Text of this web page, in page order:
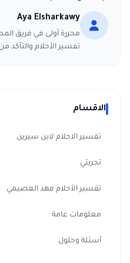
Aya Elsharkawy
محررة أولى في فريق
تفسير الأحلام والتأكد
الاقسام
تفسير الاحلام لابن سيرين
تجربتي
تفسير الأحلام فهد العصيمي
معلومات عامة
أسئلة وحلول